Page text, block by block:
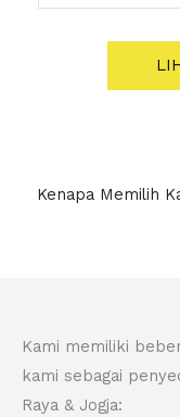
Kenapa Memilih
Kami memiliki
kami sebagai
Raya & Jogja: